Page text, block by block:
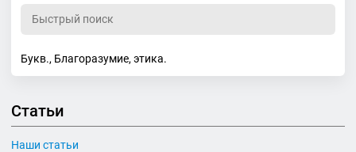
Букв., Благоразумие, этика.
Статьи
Наши статьи